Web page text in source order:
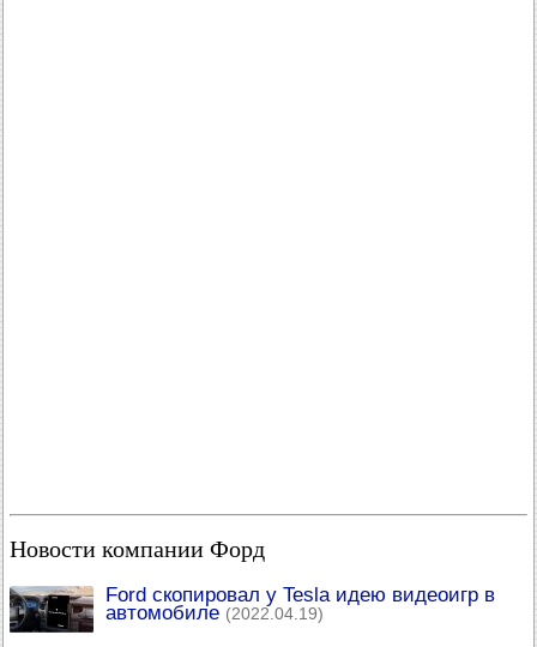
Новости компании Форд
Ford скопировал у Tesla идею видеоигр в
автомобиле (2022.04.19)